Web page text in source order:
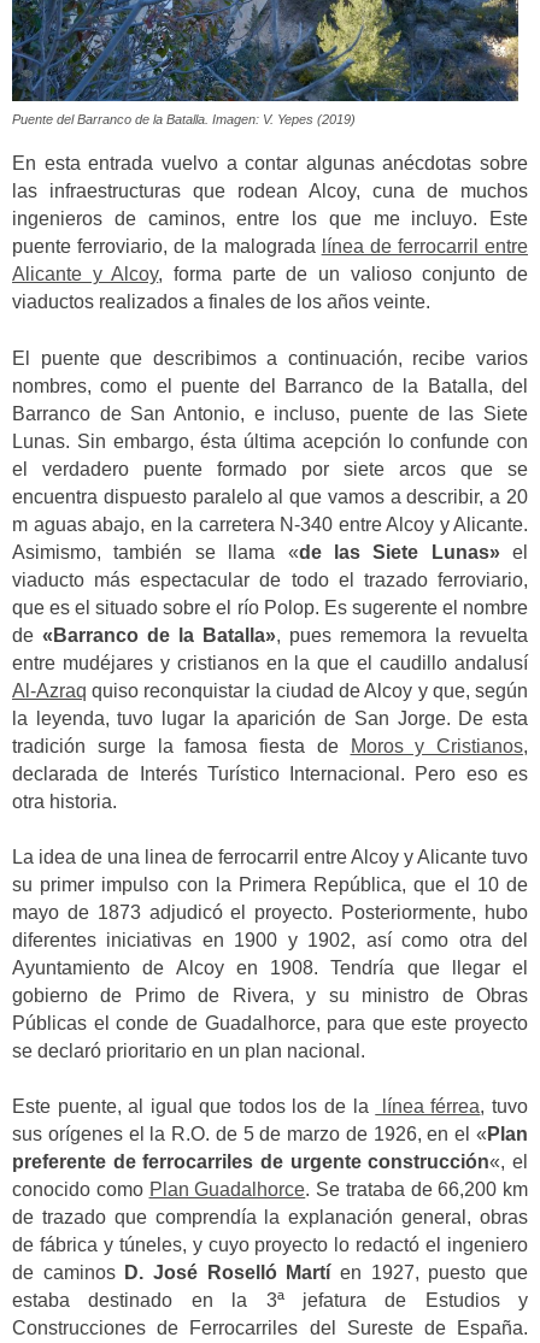
Puente del Barranco de la Batalla. Imagen: V. Yepes (2019)
En esta entrada vuelvo a contar algunas anécdotas sobre
las infraestructuras que rodean Alcoy, cuna de muchos
ingenieros de caminos, entre los que me incluyo. Este
puente ferroviario, de la malograda
línea de ferrocarril entre
Alicante y Alcoy, forma parte de un valioso conjunto de
viaductos realizados a finales de los años veinte.
El puente que describimos a continuación, recibe varios
nombres, como el puente del Barranco de la Batalla, del
Barranco de San Antonio, e incluso, puente de las Siete
Lunas. Sin embargo, ésta última acepción lo confunde con
el verdadero puente formado por siete arcos que se
encuentra dispuesto paralelo al que vamos a describir, a 20
m aguas abajo, en la carretera N-340 entre Alcoy y Alicante.
Asimismo, también se llama «de las Siete Lunas»el
viaducto más espectacular de todo el trazado ferroviario,
que es el situado sobre el río Polop. Es sugerente el nombre
de «Barranco de la Batalla», pues rememora la revuelta
entre mudéjares y cristianos en la que el caudillo andalusí
Al-Azraq quiso reconquistar la ciudad de Alcoy y que, según
la leyenda, tuvo lugar la aparición de San Jorge. De esta
tradición surge la famosa fiesta de
Moros y Cristianos,
declarada de Interés Turístico Internacional. Pero eso es
otra historia.
La idea de una linea de ferrocarril entre Alcoy y Alicante tuvo
su primer impulso con la Primera República, que el 10 de
mayo de 1873 adjudicó el proyecto. Posteriormente, hubo
diferentes iniciativas en 1900 y 1902, así como otra del
Ayuntamiento de Alcoy en 1908. Tendría que llegar el
gobierno de Primo de Rivera, y su ministro de Obras
Públicas el conde de Guadalhorce, para que este proyecto
se declaró prioritario en un plan nacional.
Este puente, al igual que todos los de la línea férrea, tuvo
sus orígenes el la R.O. de 5 de marzo de 1926, en el « Plan
preferente de ferrocarriles de urgente construcción«, el
conocido como Plan Guadalhorce. Se trataba de 66,200 km
de trazado que comprendía la explanación general, obras
de fábrica y túneles, y cuyo proyecto lo redactó el ingeniero
de caminos D. José Roselló Martí en 1927, puesto que
estaba destinado en la 3ª jefatura de Estudios y
Construcciones de Ferrocarriles del Sureste de España.